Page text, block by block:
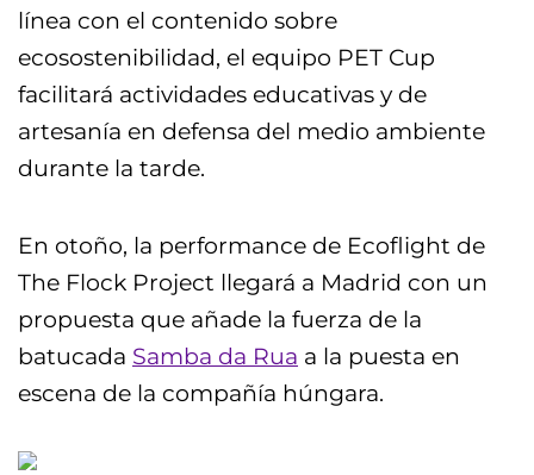
línea con el contenido sobre
ecosostenibilidad, el equipo PET Cup
facilitará actividades educativas y de
artesanía en defensa del medio ambiente
durante la tarde.
En otoño, la performance de Ecoflight de
The Flock Project llegará a Madrid con un
propuesta que añade la fuerza de la
batucada Samba da Rua a la puesta en
escena de la compañía húngara.